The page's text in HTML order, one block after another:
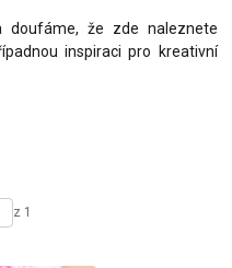
doufáme, že zde naleznete
inspiraci pro kreativní
z 1